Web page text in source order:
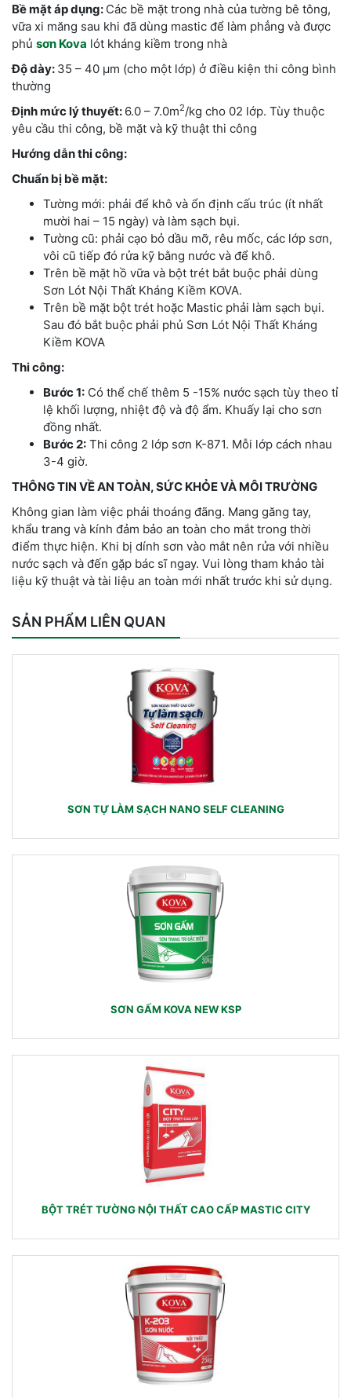
Bề mặt áp dụng: Các bề mặt trong nhà của tường bê tông,
vữa xi măng sau khi đã dùng mastic để làm phẳng và được
phủ sơn Kova lót kháng kiềm trong nhà
Độ dày: 35 – 40 µm (cho một lớp) ở điều kiện thi công bình
thường
Định mức lý thuyết: 6.0 – 7.0m2/kg cho 02 lớp. Tùy thuộc
yêu cầu thi công, bề mặt và kỹ thuật thi công
Hướng dẫn thi công:
Chuẩn bị bề mặt:
Tường mới: phải để khô và ổn định cấu trúc (ít nhất
mười hai – 15 ngày) và làm sạch bụi.
Tường cũ: phải cạo bỏ dầu mỡ, rêu mốc, các lớp sơn,
vôi cũ tiếp đó rửa kỹ bằng nước và để khô.
Trên bề mặt hồ vữa và bột trét bắt buộc phải dùng
Sơn Lót Nội Thất Kháng Kiềm KOVA.
Trên bề mặt bột trét hoặc Mastic phải làm sạch bụi.
Sau đó bắt buộc phải phủ Sơn Lót Nội Thất Kháng
Kiềm KOVA
Thi công:
Bước 1: Có thể chế thêm 5 -15% nước sạch tùy theo tỉ
lệ khối lượng, nhiệt độ và độ ẩm. Khuấy lại cho sơn
đồng nhất.
Bước 2: Thi công 2 lớp sơn K-871. Mỗi lớp cách nhau
3-4 giờ.
THÔNG TIN VỀ AN TOÀN, SỨC KHỎE VÀ MÔI TRƯỜNG
Không gian làm việc phải thoáng đãng. Mang găng tay,
khẩu trang và kính đảm bảo an toàn cho mắt trong thời
điểm thực hiện. Khi bị dính sơn vào mắt nên rửa với nhiều
nước sạch và đến gặp bác sĩ ngay. Vui lòng tham khảo tài
liệu kỹ thuật và tài liệu an toàn mới nhất trước khi sử dụng.
SẢN PHẨM LIÊN QUAN
SƠN TỰ LÀM SẠCH NANO SELF CLEANING
SƠN GẤM KOVA NEW KSP
BỘT TRÉT TƯỜNG NỘI THẤT CAO CẤP MASTIC CITY